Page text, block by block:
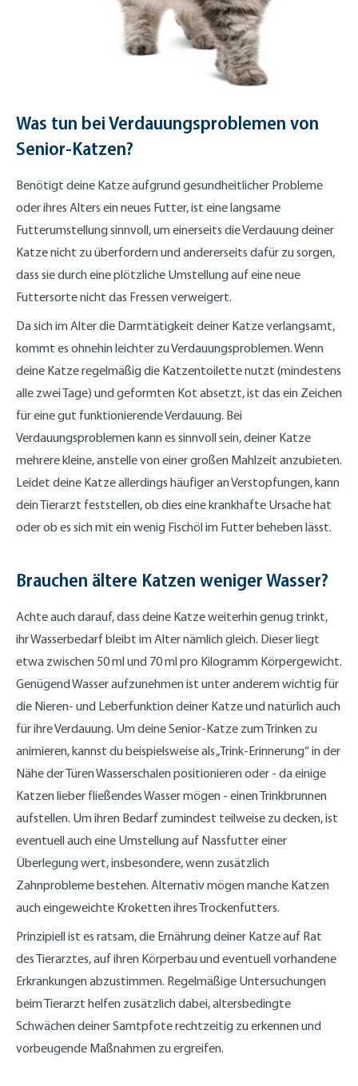
Was tun bei Verdauungsproblemen von
Senior-Katzen?
Benötigt deine Katze aufgrund gesundheitlicher Probleme
oder ihres Alters ein neues Futter, ist eine langsame
Futterumstellung sinnvoll, um einerseits die Verdauung deiner
Katze nicht zu überfordern und andererseits dafür zu sorgen,
dass sie durch eine plötzliche Umstellung auf eine neue
Futtersorte nicht das Fressen verweigert.
Da sich im Alter die Darmtätigkeit deiner Katze verlangsamt,
kommt es ohnehin leichter zu Verdauungsproblemen. Wenn
deine Katze regelmäßig die Katzentoilette nutzt (mindestens
alle zwei Tage) und geformten Kot absetzt, ist das ein Zeichen
für eine gut funktionierende Verdauung. Bei
Verdauungsproblemen kann es sinnvoll sein, deiner Katze
mehrere kleine, anstelle von einer großen Mahlzeit anzubieten.
Leidet deine Katze allerdings häufiger an Verstopfungen, kann
dein Tierarzt feststellen, ob dies eine krankhafte Ursache hat
oder ob es sich mit ein wenig Fischöl im Futter beheben lässt.
Brauchen ältere Katzen weniger Wasser?
Achte auch darauf, dass deine Katze weiterhin genug trinkt,
ihr Wasserbedarf bleibt im Alter nämlich gleich. Dieser liegt
etwa zwischen 50 ml und 70 ml pro Kilogramm Körpergewicht.
Genügend Wasser aufzunehmen ist unter anderem wichtig für
die Nieren- und Leberfunktion deiner Katze und natürlich auch
für ihre Verdauung. Um deine Senior-Katze zum Trinken zu
animieren, kannst du beispielsweise als „Trink-Erinnerung“ in der
Nähe der Türen Wasserschalen positionieren oder - da einige
Katzen lieber fließendes Wasser mögen - einen Trinkbrunnen
aufstellen. Um ihren Bedarf zumindest teilweise zu decken, ist
eventuell auch eine Umstellung auf Nassfutter einer
Überlegung wert, insbesondere, wenn zusätzlich
Zahnprobleme bestehen. Alternativ mögen manche Katzen
auch eingeweichte Kroketten ihres Trockenfutters.
Prinzipiell ist es ratsam, die Ernährung deiner Katze auf Rat
des Tierarztes, auf ihren Körperbau und eventuell vorhandene
Erkrankungen abzustimmen. Regelmäßige Untersuchungen
beim Tierarzt helfen zusätzlich dabei, altersbedingte
Schwächen deiner Samtpfote rechtzeitig zu erkennen und
vorbeugende Maßnahmen zu ergreifen.